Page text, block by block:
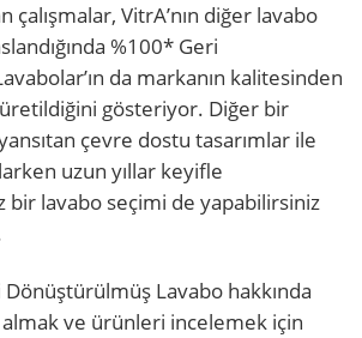
çalışmalar, VitrA’nın diğer lavabo
%100* Geri
da markanın kalitesinden
gösteriyor. Diğer bir
çevre dostu tasarımlar ile
uzun yıllar keyifle
bir lavabo seçimi de yapabilirsiniz
Lavabo hakkında
almak ve ürünleri incelemek için